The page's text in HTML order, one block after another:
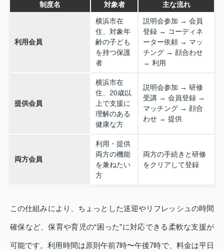
制度名 対象者 主な流れ
利用会員
横浜市在
住、対象年
齢の子ども
を持つ保護
者
説明会参加 → 会員
登録 → コーディネ
ーター依頼 → マッ
チング → 顔合わせ
→ 利用
提供会員
横浜市在
住、20歳以
上で支援に
理解のある
健康な方
説明会参加 → 研修
受講 → 会員登録 →
マッチング → 顔合
わせ → 提供
両方会員
利用・提供
両方の機能
を兼ねたい
方
両方の手続きと研修
をクリアして登録
この仕組みにより、ちょっとした送迎やリフレッシュの時間
確保など、保育や育児の“困った”に対応できる柔軟な支援が
可能です。利用時間は原則午前7時〜午後7時で、料金は平日